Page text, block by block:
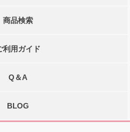
商品検索
利用ガイド
Q＆A
BLOG